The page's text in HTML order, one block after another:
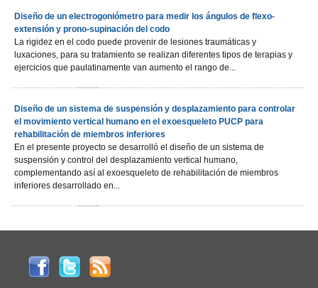
Diseño de un electrogoniómetro para medir los ángulos de flexo-
extensión y prono-supinación del codo
La rigidez en el codo puede provenir de lesiones traumáticas y
luxaciones, para su tratamiento se realizan diferentes tipos de terapias y
ejercicios que paulatinamente van aumento el rango de...
Diseño de un sistema de suspensión y desplazamiento para controlar
el movimiento vertical humano en el exoesqueleto PUCP para
rehabilitación de miembros inferiores
En el presente proyecto se desarrolló el diseño de un sistema de
suspensión y control del desplazamiento vertical humano,
complementando así al exoesqueleto de rehabilitación de miembros
inferiores desarrollado en...